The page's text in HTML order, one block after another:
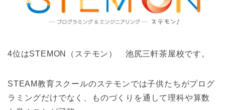
4位はSTEMON（ステモン） 池尻三軒茶屋校です。
STEAM教育スクールのステモンでは子供たちがプログ
ラミングだけでなく、ものづくりを通して理科や算数